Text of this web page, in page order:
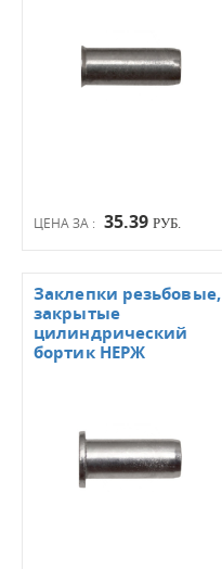
ЦЕНА ЗА : 35.39 РУБ.
Заклепки резьбовые,
закрытые
цилиндрический
бортик НЕРЖ